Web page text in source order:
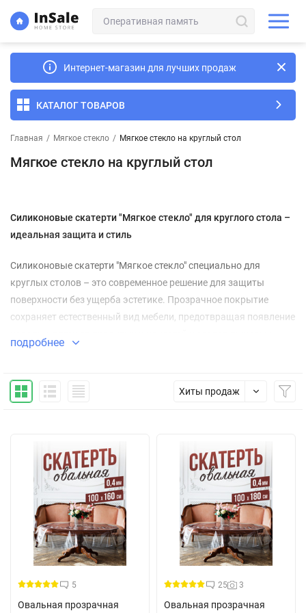
Интернет-магазин для лучших продаж
КАТАЛОГ ТОВАРОВ
Главная / Мягкое стекло / Мягкое стекло на круглый стол
Мягкое стекло на круглый стол
Силиконовые скатерти "Мягкое стекло" для круглого стола –
идеальная защита и стиль
Силиконовые скатерти "Мягкое стекло" специально для
круглых столов – это современное решение для защиты
поверхности без ущерба эстетике. Прозрачное покрытие
сохраняет естественный вид мебели, предотвращая появление
красителей. Идеально подходит для обеденных, журнальных и
Надежная защита и удобство использования
незаменимым в доме с детьми. Скатерть устойчива к краскам,
пластилину и другим материалам для творчества, а благодаря
гибкости ее легко разложить и убрать после использования.
Термостойкость и антистатический эффект
Покрытие выдерживает высокие температуры, позволяя
ставить горячую посуду без риска повреждения столешницы.
Дополнительный плюс – возможность обработки
антистатиком, что уменьшает оседание пыли и упрощает уход
подробнее
Хиты продаж
5
Овальная прозрачная
25 3
Овальная прозрачная